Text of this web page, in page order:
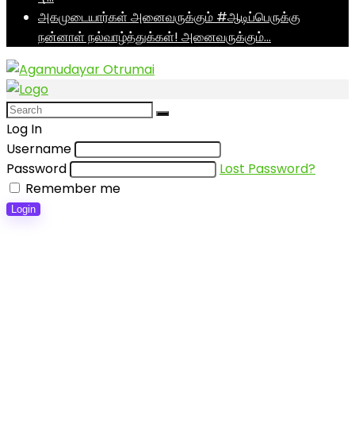
அகமுடையார்கள் அனைவருக்கும் #ஆடிப்பெருக்கு
நன்னாள் நல்வாழ்த்துக்கள்! அனைவருக்கும்…
Log In
Username
Password
Lost Password?
Remember me
Login